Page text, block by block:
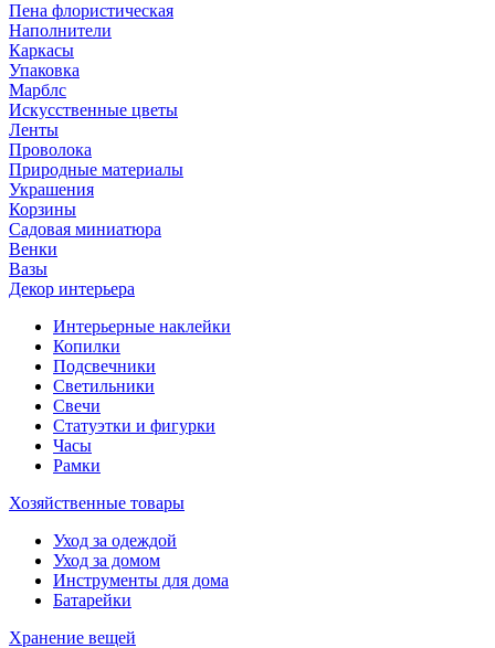
Пена флористическая
Наполнители
Каркасы
Упаковка
Марблс
Искусственные цветы
Ленты
Проволока
Природные материалы
Украшения
Корзины
Садовая миниатюра
Венки
Вазы
Декор интерьера
Интерьерные наклейки
Копилки
Подсвечники
Светильники
Свечи
Статуэтки и фигурки
Часы
Рамки
Хозяйственные товары
Уход за одеждой
Уход за домом
Инструменты для дома
Батарейки
Хранение вещей